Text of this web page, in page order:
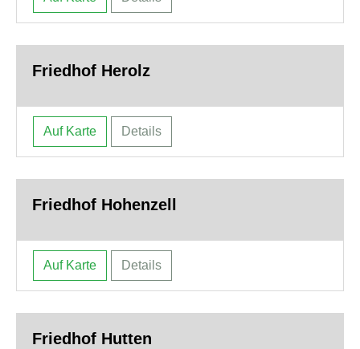
Friedhof Herolz
Auf Karte Details
Friedhof Hohenzell
Auf Karte Details
Friedhof Hutten